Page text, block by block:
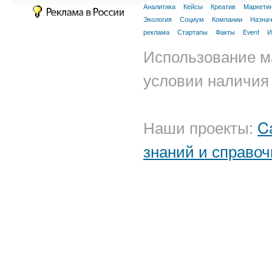
Аналитика Кейсы Креатив
Экология
Социум Компании
реклама
Стартапы Факты Event
Использование
условии
Наши проекты:
знаний и